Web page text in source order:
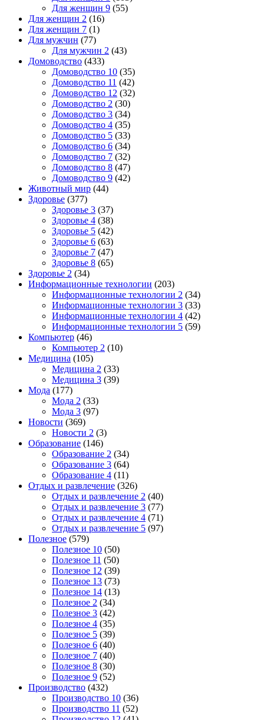
Для женщин 9 (55)
Для женщин 2 (16)
Для женщин 7 (1)
Для мужчин (77)
Для мужчин 2 (43)
Домоводство (433)
Домоводство 10 (35)
Домоводство 11 (42)
Домоводство 12 (32)
Домоводство 2 (30)
Домоводство 3 (34)
Домоводство 4 (35)
Домоводство 5 (33)
Домоводство 6 (34)
Домоводство 7 (32)
Домоводство 8 (47)
Домоводство 9 (42)
Животный мир (44)
Здоровье (377)
Здоровье 3 (37)
Здоровье 4 (38)
Здоровье 5 (42)
Здоровье 6 (63)
Здоровье 7 (47)
Здоровье 8 (65)
Здоровье 2 (34)
Информационные технологии (203)
Информационные технологии 2 (34)
Информационные технологии 3 (33)
Информационные технологии 4 (42)
Информационные технологии 5 (59)
Компьютер (46)
Компьютер 2 (10)
Медицина (105)
Медицина 2 (33)
Медицина 3 (39)
Мода (177)
Мода 2 (33)
Мода 3 (97)
Новости (369)
Новости 2 (3)
Образование (146)
Образование 2 (34)
Образование 3 (64)
Образование 4 (11)
Отдых и развлечение (326)
Отдых и развлечение 2 (40)
Отдых и развлечение 3 (77)
Отдых и развлечение 4 (71)
Отдых и развлечение 5 (97)
Полезное (579)
Полезное 10 (50)
Полезное 11 (50)
Полезное 12 (39)
Полезное 13 (73)
Полезное 14 (13)
Полезное 2 (34)
Полезное 3 (42)
Полезное 4 (35)
Полезное 5 (39)
Полезное 6 (40)
Полезное 7 (40)
Полезное 8 (30)
Полезное 9 (52)
Производство (432)
Производство 10 (36)
Производство 11 (52)